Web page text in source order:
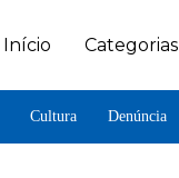
Início Categorias
Cultura Denúncia